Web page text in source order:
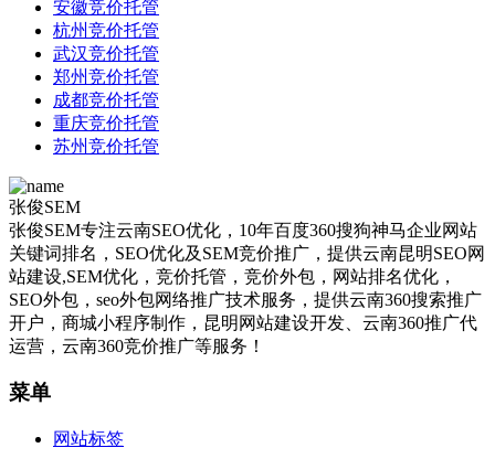
安徽竞价托管
杭州竞价托管
武汉竞价托管
郑州竞价托管
成都竞价托管
重庆竞价托管
苏州竞价托管
张俊SEM
张俊SEM专注云南SEO优化，10年百度360搜狗神马企业网站
关键词排名，SEO优化及SEM竞价推广，提供云南昆明SEO网
站建设,SEM优化，竞价托管，竞价外包，网站排名优化，
SEO外包，seo外包网络推广技术服务，提供云南360搜索推广
开户，商城小程序制作，昆明网站建设开发、云南360推广代
运营，云南360竞价推广等服务！
菜单
网站标签